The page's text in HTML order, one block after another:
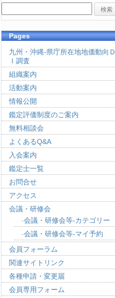
Pages
九州・沖縄-県庁所在地地価動向Ｄ
Ｉ調査
組織案内
活動案内
情報公開
鑑定評価制度のご案内
無料相談会
よくあるQ&A
入会案内
鑑定士一覧
お問合せ
アクセス
会議・研修会
会議・研修会等-カテゴリー
会議・研修会等-マイ予約
会員フォーラム
関連サイトリンク
各種申請・変更届
会員専用フォーム